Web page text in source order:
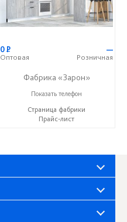
0Р
Оптовая
—
Розничная
Фабрика «Зарон»
+7 (8412) 21-50-66
Показать телефон
Страница фабрики
Прайс-лист